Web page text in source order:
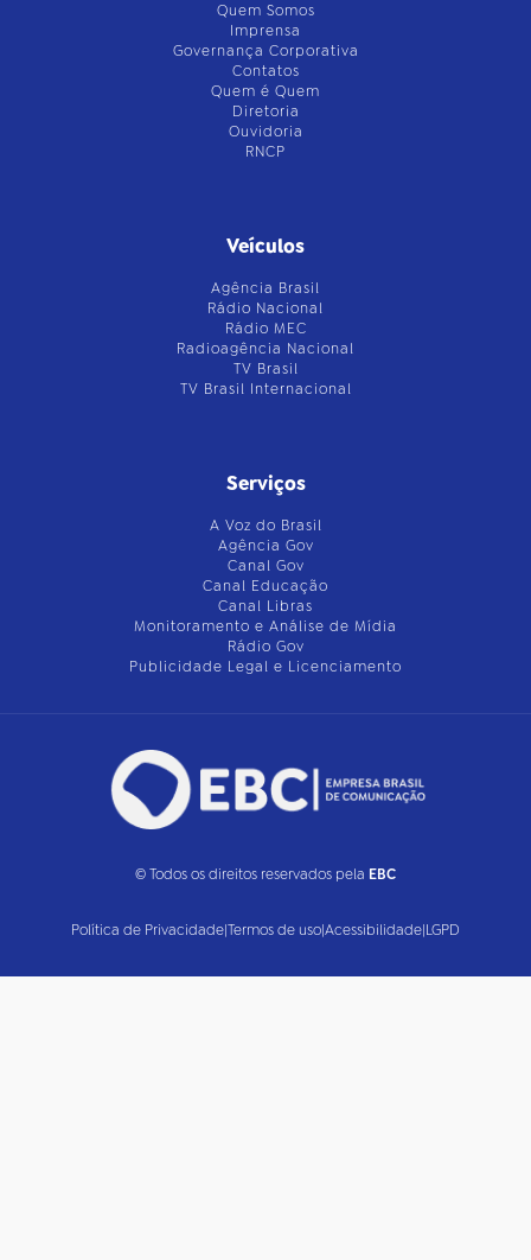
Quem Somos
Imprensa
Governança Corporativa
Contatos
Quem é Quem
Diretoria
Ouvidoria
RNCP
Veículos
Agência Brasil
Rádio Nacional
Rádio MEC
Radioagência Nacional
TV Brasil
TV Brasil Internacional
Serviços
A Voz do Brasil
Agência Gov
Canal Gov
Canal Educação
Canal Libras
Monitoramento e Análise de Mídia
Rádio Gov
Publicidade Legal e Licenciamento
© Todos os direitos reservados pela EBC
Política de Privacidade|Termos de uso|Acessibilidade|LGPD